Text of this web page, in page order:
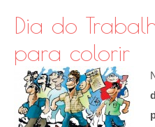
Dia do
para colorir